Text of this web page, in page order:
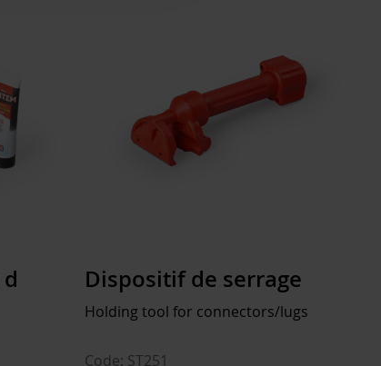
Dispositif de serrage
Holding tool for connectors/lugs
Code: ST251